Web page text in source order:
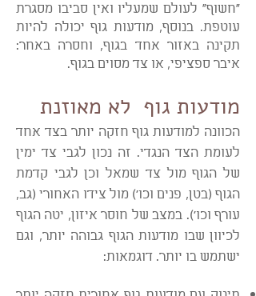
"חשוף" לעולם שמעליו ואין סביבו מסגרת
עוטפת. בנוסף, מודעות גוף יכולה להיות
תקינה באזור אחד בגוף, וחסרה באחר:
איבר ספציפי, או צד מסוים בגוף.
מודעות גוף לא מאוזנת
הכוונה למודעות גוף חזקה יותר בצד אחד
לעומת הצד הנגדי. זה נכון לגבי צד ימין
של הגוף מול צד שמאל וכן לגבי קדמת
הגוף (בטן, פנים וכו') מול צידו האחורי (גב,
עורף וכו'). במצב של חוסר איזון, יטה הגוף
לכיוון שבו מודעות הגוף גבוהה יותר, וגם
ישתמש בו יותר. דוגמאות: